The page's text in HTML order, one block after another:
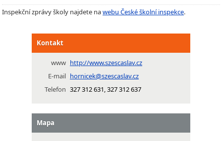
Inspekční zprávy školy najdete nawebu České školní inspekce.
Kontakt
www http://www.szescaslav.cz
E-mail hornicek@szescaslav.cz
Telefon 327 312 631, 327 312 637
Mapa